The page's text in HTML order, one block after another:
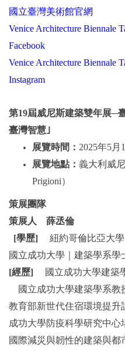
國立臺灣美術館官網
Venice Architecture
Facebook
Venice Architecture
Instagram
第19屆威尼斯建築雙年展─
臺灣智慧｣
展覽時間： 2025年5月
展覽地點： 義大利威
Prigioni）
策展團隊
策展人 薛丞倫
[學歷] 紐約哥倫比亞大
國立成功大學｜建築學系學
[經歷]
國立成功大學建築
國立成功大學建築學系教
教育部新世代住宿環境提升
成功大學防疫科學研究中心
國際減災與韌性的建築與都